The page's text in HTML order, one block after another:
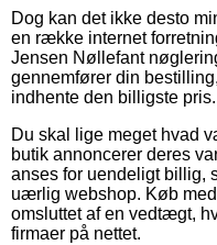
Dog kan det ikke desto
en række internet
Jensen Nøllefant
gennemfører din
indhente den billigste pris.
Du skal lige meget hvad
butik annoncerer deres
anses for uendeligt billig,
uærlig webshop. Køb
omsluttet af en vedtægt,
firmaer på nettet.